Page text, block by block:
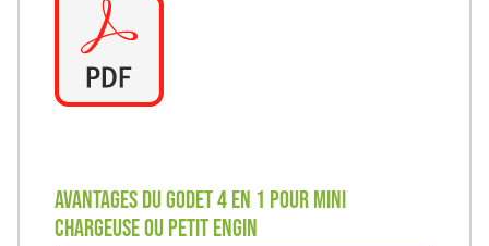
AVANTAGES DU GODET 4 EN 1 POUR MINI
CHARGEUSE OU PETIT ENGIN